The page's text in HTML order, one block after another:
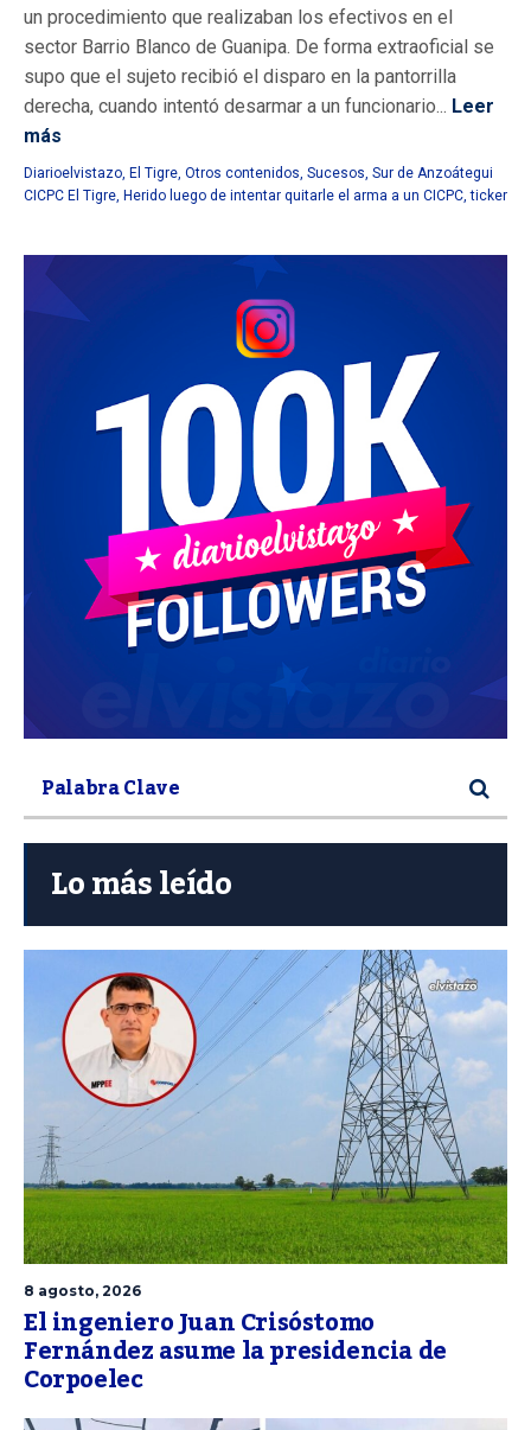
un procedimiento que realizaban los efectivos en el
sector Barrio Blanco de Guanipa. De forma extraoficial se
supo que el sujeto recibió el disparo en la pantorrilla
derecha, cuando intentó desarmar a un funcionario... Leer
más
Diarioelvistazo El Tigre Otros contenidos Sucesos Sur de Anzoátegui
CICPC El Tigre Herido luego de intentar quitarle el arma a un CICPC ,ticker
Lo más leído
8 agosto, 2026
El ingeniero Juan Crisóstomo
Fernández asume la presidencia de
Corpoelec